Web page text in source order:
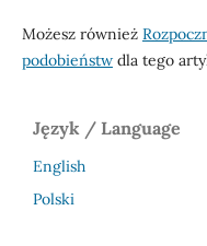
Możesz również
podobieństwdla tego
Język / Language
English
Polski